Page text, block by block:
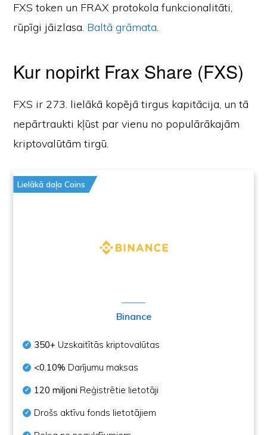
FXS token un FRAX protokola funkcionalitāti,
rūpīgi jāizlasa. Baltā grāmata.
Kur nopirkt Frax Share (FXS)
FXS ir 273. lielākā kopējā tirgus kapitācija, un tā
nepārtraukti kļūst par vienu no populārākajām
kriptovalūtām tirgū.
Lielākā daļa Coins
Binance
350+ Uzskaitītās kriptovalūtas
<0.10% Darījumu maksas
120 miljoni Reģistrētie lietotāji
Drošs aktīvu fonds lietotājiem